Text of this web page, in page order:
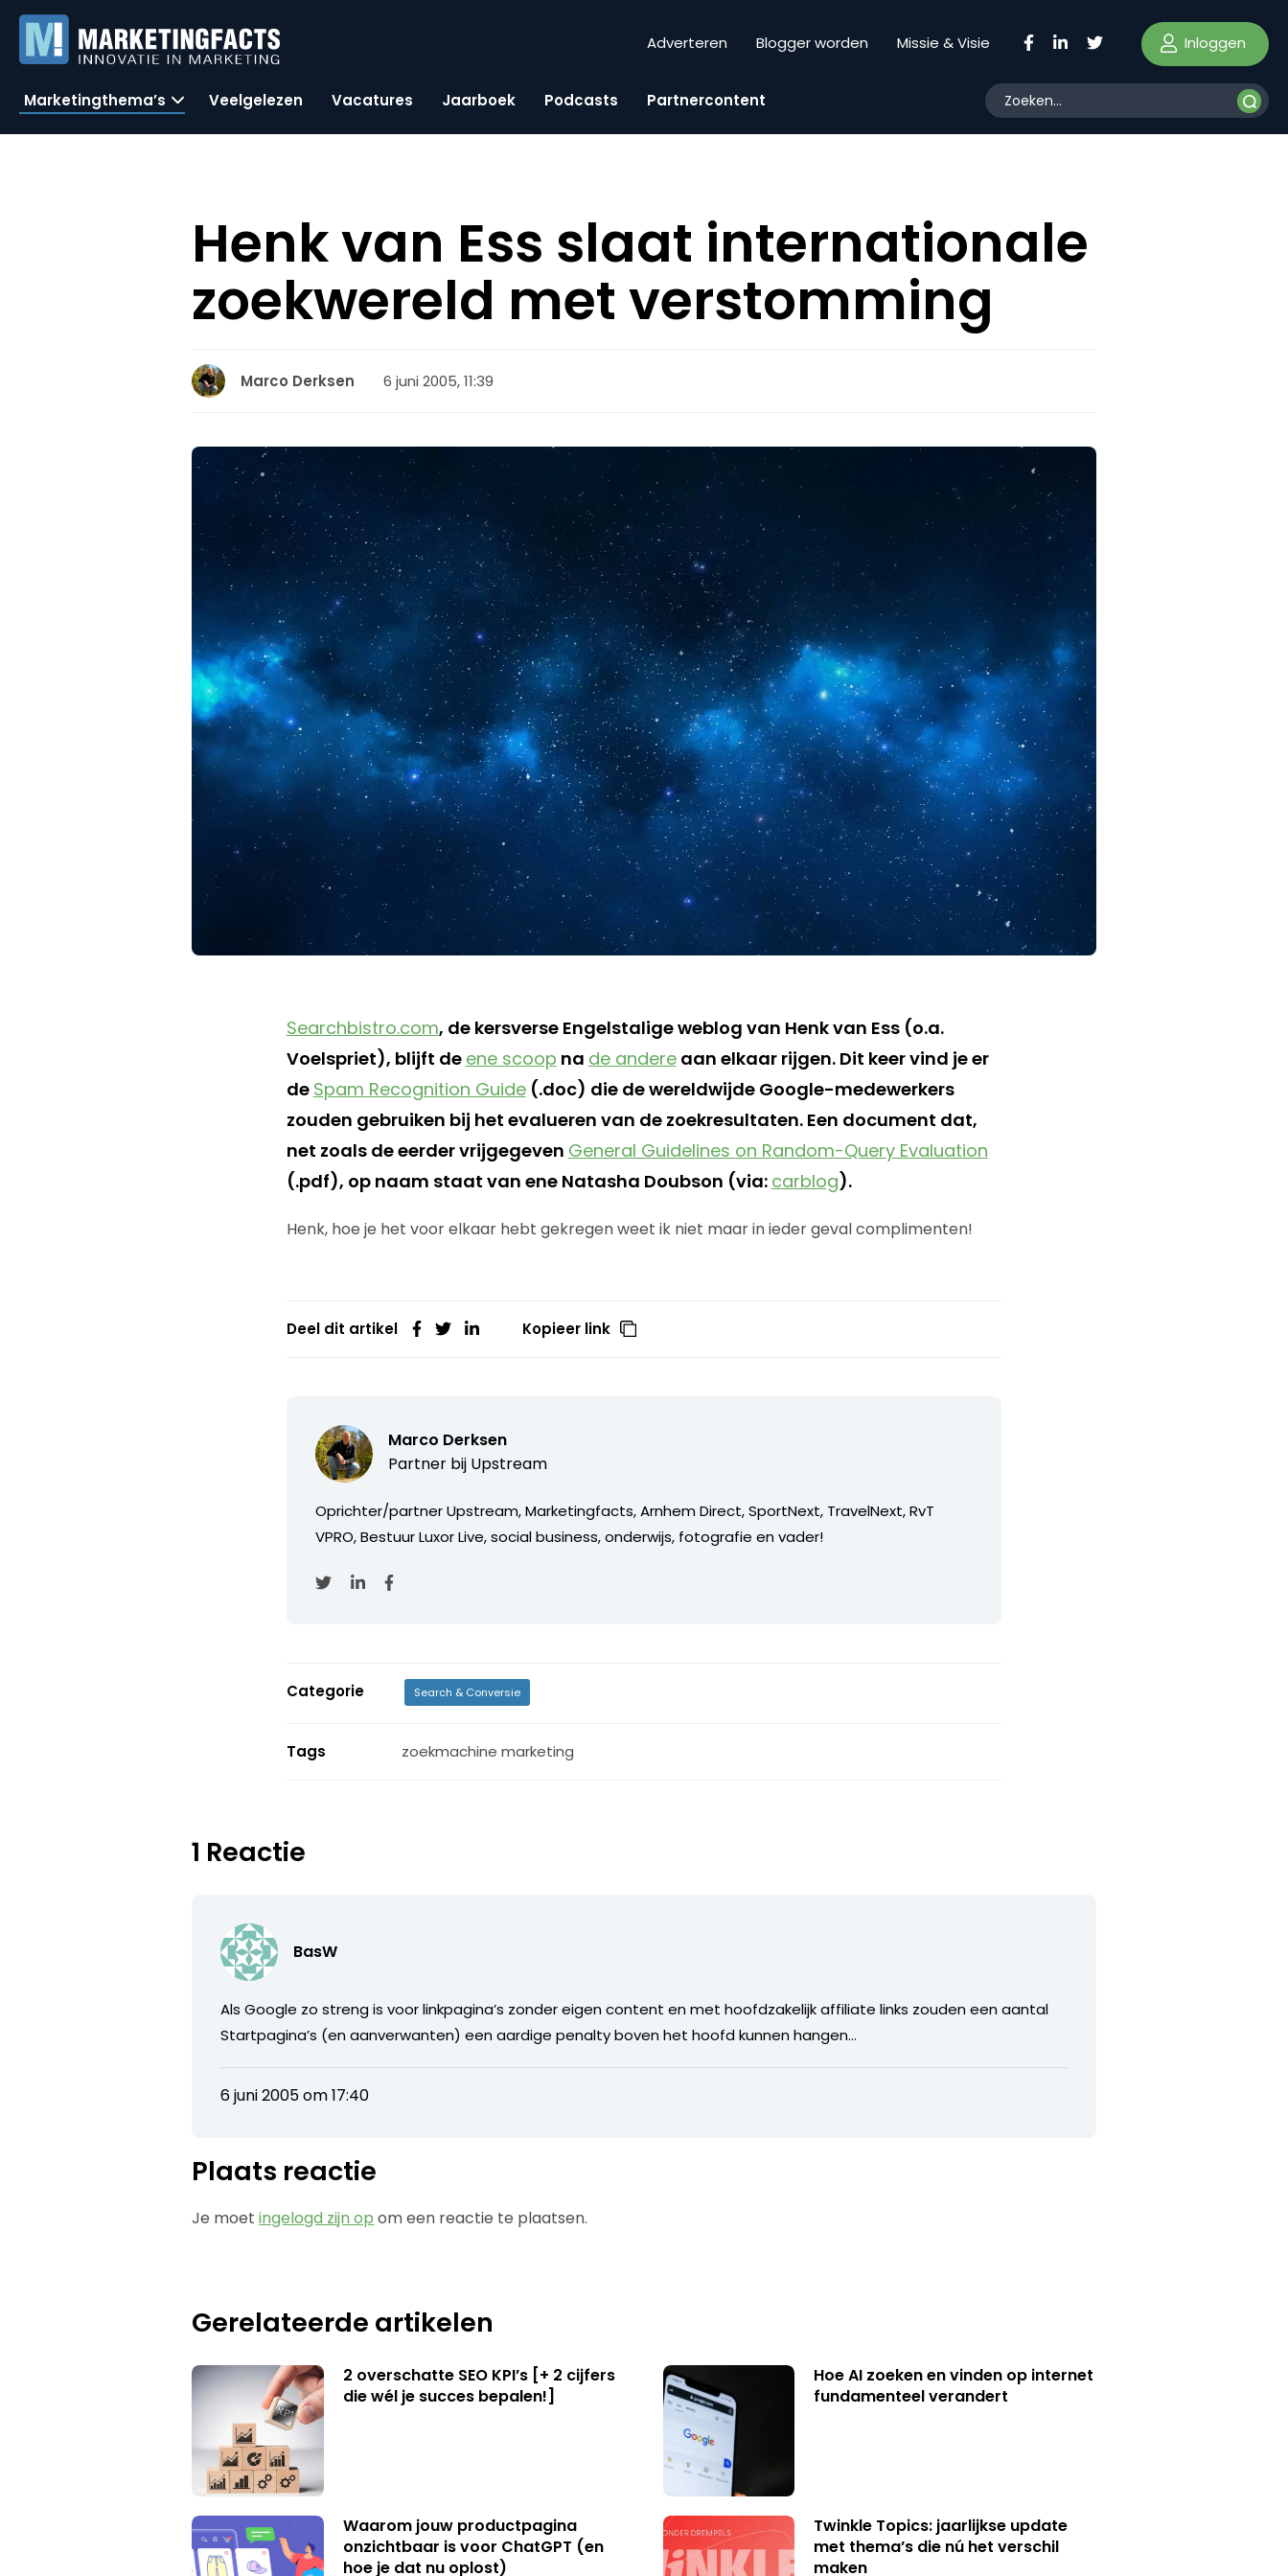
Adverteren Blogger worden Missie & Visie Inloggen
Marketingthema’s Veelgelezen Vacatures Jaarboek Podcasts Partnercontent
Henk van Ess slaat internationale
zoekwereld met verstomming
Marco Derksen 6 juni 2005, 11:39
Searchbistro.com, de kersverse Engelstalige weblog van Henk van Ess (o.a.
Voelspriet), blijft de ene scoop na de andereaan elkaar rijgen. Dit keer vind je er
de Spam Recognition Guide(.doc) die de wereldwijde Google-medewerkers
zouden gebruiken bij het evalueren van de zoekresultaten. Een document dat,
net zoals de eerder vrijgegeven General Guidelines on Random-Query Evaluation
(.pdf), op naam staat van ene Natasha Doubson (via: carblog).
Henk, hoe je het voor elkaar hebt gekregen weet ik niet maar in ieder geval complimenten!
Deel dit artikel Kopieer link
Marco Derksen
Partner bij Upstream
Oprichter/partner Upstream, Marketingfacts, Arnhem Direct, SportNext, TravelNext, RvT
VPRO, Bestuur Luxor Live, social business, onderwijs, fotografie en vader!
Categorie Search & Conversie
Tags zoekmachine marketing
1 Reactie
BasW
Als Google zo streng is voor linkpagina’s zonder eigen content en met hoofdzakelijk affiliate links zouden een aantal
Startpagina’s (en aanverwanten) een aardige penalty boven het hoofd kunnen hangen…
6 juni 2005 om 17:40
Plaats reactie
Je moetingelogd zijn op om een reactie te plaatsen.
Gerelateerde artikelen
2 overschatte SEO KPI’s [+ 2 cijfers
die wél je succes bepalen!]
Hoe AI zoeken en vinden op internet
fundamenteel verandert
Waarom jouw productpagina
onzichtbaar is voor ChatGPT (en
hoe je dat nu oplost)
Twinkle Topics: jaarlijkse update
met thema’s die nú het verschil
maken